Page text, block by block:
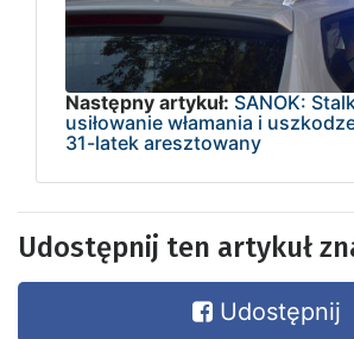
Następny artykuł: SANOK:
usiłowanie włamania i
31-latek aresztowany
Udostępnij ten artykuł
Udostępnij